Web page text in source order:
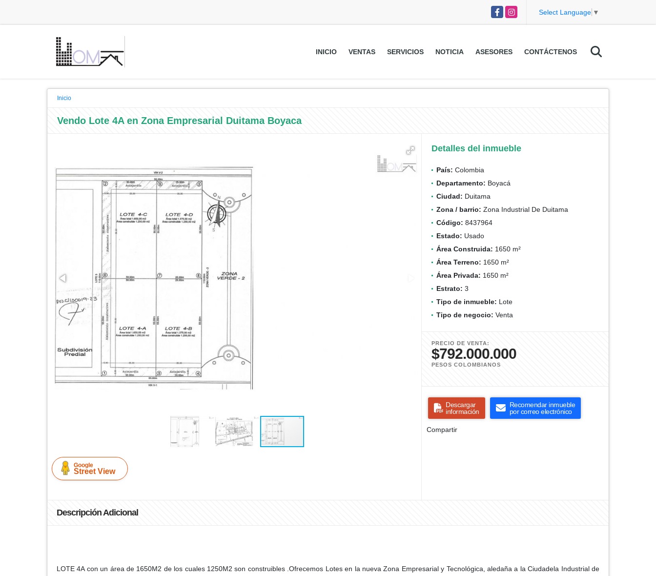
FacebookInstagram Select Language ▼
INICIO VENTAS SERVICIOS NOTICIA ASESORES CONTÁCTENOS
Inicio
Vendo Lote 4A en Zona Empresarial Duitama Boyaca
Google
Street View
Detalles del inmueble
País: Colombia
Departamento: Boyacá
Ciudad: Duitama
Zona / barrio: Zona Industrial De Duitama
Código: 8437964
Estado: Usado
Área Construida: 1650 m²
Área Terreno: 1650 m²
Área Privada: 1650 m²
Estrato: 3
Tipo de inmueble: Lote
Tipo de negocio: Venta
PRECIO DE VENTA:
$792.000.000
PESOS COLOMBIANOS
Descargar
información
Recomendar inmueble
por correo electrónico
Compartir
Descripción Adicional
LOTE 4A con un área de 1650M2 de los cuales 1250M2 son construibles .Ofrecemos Lotes en la nueva Zona Empresarial y Tecnológica, aledaña a la Ciudadela Industrial de